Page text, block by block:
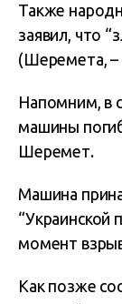
Также
заявил, что
(Шеремета, –
Напомним, в
машины
Шеремет.
Машина
“Украинской
момент
Как позже